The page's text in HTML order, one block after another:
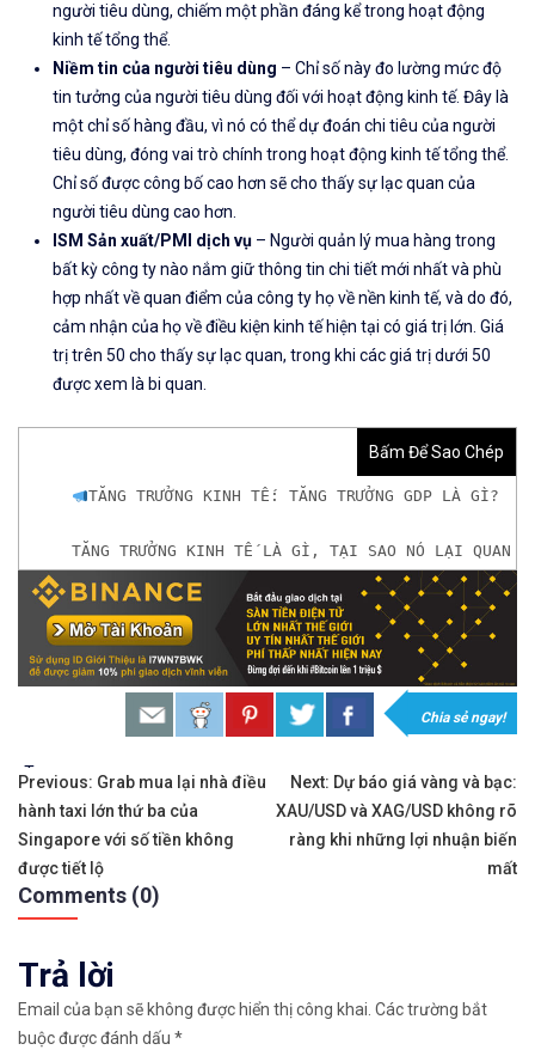
người tiêu dùng, chiếm một phần đáng kể trong hoạt động
kinh tế tổng thể.
Niềm tin của người tiêu dùng – Chỉ số này đo lường mức độ
tin tưởng của người tiêu dùng đối với hoạt động kinh tế. Đây là
một chỉ số hàng đầu, vì nó có thể dự đoán chi tiêu của người
tiêu dùng, đóng vai trò chính trong hoạt động kinh tế tổng thể.
Chỉ số được công bố cao hơn sẽ cho thấy sự lạc quan của
người tiêu dùng cao hơn.
ISM Sản xuất/PMI dịch vụ – Người quản lý mua hàng trong
bất kỳ công ty nào nắm giữ thông tin chi tiết mới nhất và phù
hợp nhất về quan điểm của công ty họ về nền kinh tế, và do đó,
cảm nhận của họ về điều kiện kinh tế hiện tại có giá trị lớn. Giá
trị trên 50 cho thấy sự lạc quan, trong khi các giá trị dưới 50
được xem là bi quan.
Bấm Để Sao Chép
TĂNG TRƯỞNG KINH TẾ: TĂNG TRƯỞNG GDP LÀ GÌ?
TĂNG TRƯỞNG KINH TẾ LÀ GÌ, TẠI SAO NÓ
𝘟𝘦𝘮 𝘤𝘩𝘪 𝘵𝘪ế𝘵: https://chungkhoanforex.com/
𝐌ở 𝐭à𝐢 𝐤𝐡𝐨ả𝐧 𝐠𝐢𝐚𝐨 𝐝ị𝐜𝐡 𝐭ạ𝐢 𝐜á𝐜 𝐬à𝐧 𝐭ố𝐭 𝐧𝐡ấ𝐭 𝐭𝐡ế 𝐠𝐢ớ𝐢
𝘔ở 𝘵à𝘪 𝘬𝘩𝘰ả𝘯 𝘵𝘳ê𝘯 𝘴à𝘯 𝘧𝘰𝘳𝘦𝘹 𝘌𝘹𝘯𝘦𝘴𝘴 𝘜𝘺 𝘛í𝘯 𝘷à
𝘔ở 𝘵à𝘪 𝘬𝘩𝘰ả𝘯 𝘵𝘳ê𝘯 𝘴à𝘯 𝘐𝘊𝘔𝘢𝘳𝘬𝘦𝘵𝘴 𝘯ổ𝘪 𝘵𝘪ế𝘯𝘨
𝘔ở 𝘵à𝘪 𝘬𝘩𝘰ả𝘯 𝘵𝘳ê𝘯 𝘴à𝘯 𝘉𝘪𝘯𝘢𝘯𝘤𝘦 𝘯ổ𝘪 𝘵𝘪ế𝘯𝘨 𝘯𝘩ấ𝘵
https://chungkhoanforex.com/tang-truong-
#icmarkets #binance #exness #taichinh #dautu
Chia sẻ ngay!
Tags:
Điều
hướng
bài
viết
Previous: Grab mua lại nhà điều
hành taxi lớn thứ ba của
Singapore với số tiền không
được tiết lộ
Next: Dự báo giá vàng và bạc:
XAU/USD và XAG/USD không rõ
ràng khi những lợi nhuận biến
mất
Comments (0)
Trả lời
Email của bạn sẽ không được hiển thị công khai. Các trường bắt
buộc được đánh dấu *